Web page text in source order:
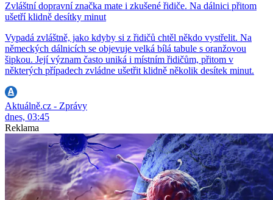
Zvláštní dopravní značka mate i zkušené řidiče. Na dálnici přitom
ušetří klidně desítky minut
Vypadá zvláštně, jako kdyby si z řidičů chtěl někdo vystřelit. Na
německých dálnicích se objevuje velká bílá tabule s oranžovou
šipkou. Její význam často uniká i místním řidičům, přitom v
některých případech zvládne ušetřit klidně několik desítek minut.
Aktuálně.cz - Zprávy
dnes, 03:45
Reklama